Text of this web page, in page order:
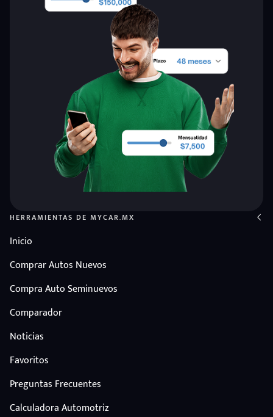
HERRAMIENTAS DE MYCAR.MX
Inicio
Comprar Autos Nuevos
Compra Auto Seminuevos
Comparador
Noticias
Favoritos
Preguntas Frecuentes
Calculadora Automotriz